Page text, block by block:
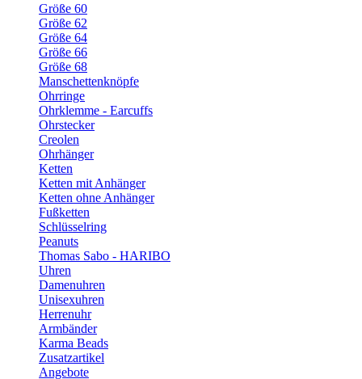
Größe 60
Größe 62
Größe 64
Größe 66
Größe 68
Manschettenknöpfe
Ohrringe
Ohrklemme - Earcuffs
Ohrstecker
Creolen
Ohrhänger
Ketten
Ketten mit Anhänger
Ketten ohne Anhänger
Fußketten
Schlüsselring
Peanuts
Thomas Sabo - HARIBO
Uhren
Damenuhren
Unisexuhren
Herrenuhr
Armbänder
Karma Beads
Zusatzartikel
Angebote